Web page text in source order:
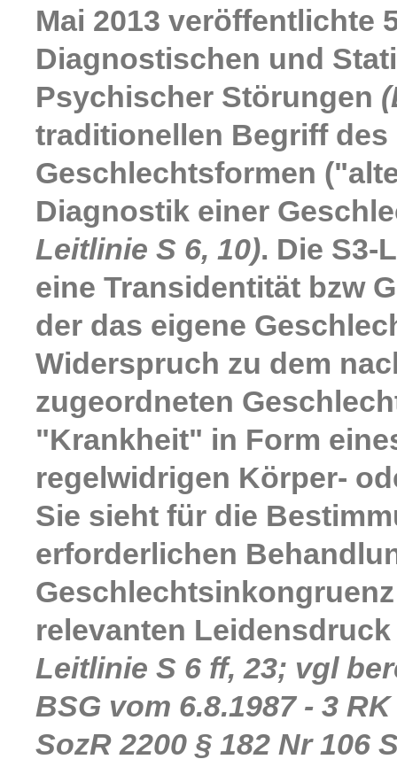
Mai 2013 veröffentlichte
Diagnostischen und
Psychischer Störungen
traditionellen Begriff
Geschlechtsformen
Diagnostik einer
Leitlinie S 6, 10). Die S3-
eine Transidentität bzw
der das eigene
Widerspruch zu dem
zugeordneten
"Krankheit" in Form
regelwidrigen Körper-
Sie sieht für die
erforderlichen
relevanten
Leitlinie S 6 ff, 23; vgl
BSG vom 6.8.1987 - 3
SozR 2200 § 182 Nr 106